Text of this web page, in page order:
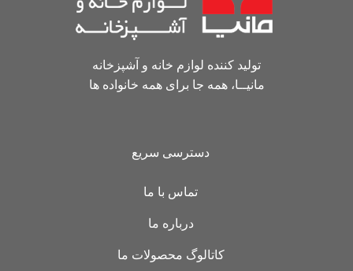
تولید کننده لوازم خانه و آشپزخانه
مانیــا، همه جا برای همه خانواده ها
دسترسی سریع
تماس با ما
درباره ما
کاتالوگ محصولات ما